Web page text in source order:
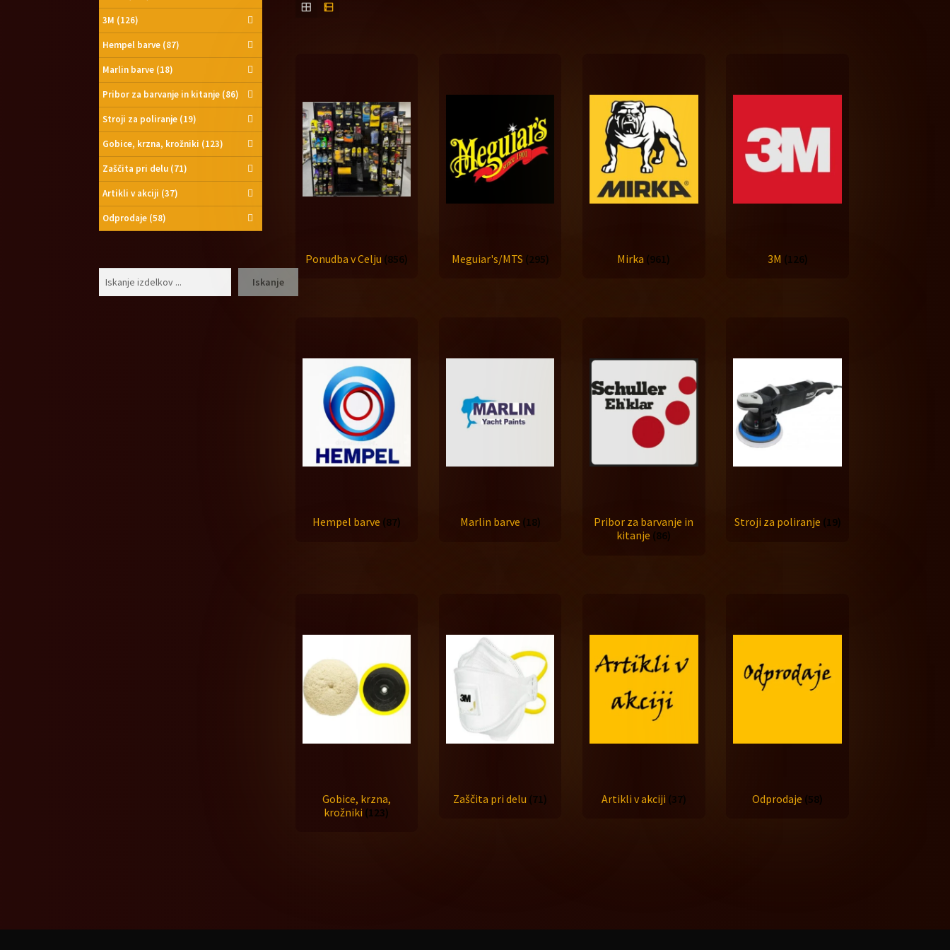
Ponudba v Celju (856) Meguiar's/MTS (295) Mirka (961) 3M (126)
Hempel barve (87) Marlin barve (18)
Pribor za barvanje in
kitanje (86)
Stroji za poliranje (19)
Gobice, krzna,
krožniki (123)
Zaščita pri delu (71) Artikli v akciji (37) Odprodaje (58)
3M (126)
Hempel barve (87)
Marlin barve (18)
Pribor za barvanje in kitanje (86)
Stroji za poliranje (19)
Gobice, krzna, krožniki (123)
Zaščita pri delu (71)
Artikli v akciji (37)
Odprodaje (58)
Iskanje